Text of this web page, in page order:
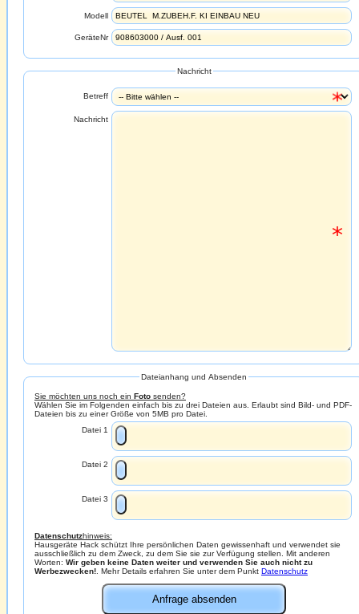
Modell
GeräteNr
Nachricht
Betreff
Nachricht
Dateianhang und Absenden
Sie möchten uns noch ein Foto senden?
Wählen Sie im Folgenden einfach bis zu drei Dateien aus. Erlaubt sind Bild- und PDF-
Dateien bis zu einer Größe von 5MB pro Datei.
Datei 1
Datei 2
Datei 3
Datenschutzhinweis:
Hausgeräte Hack schützt Ihre persönlichen Daten gewissenhaft und verwendet sie
ausschließlich zu dem Zweck, zu dem Sie sie zur Verfügung stellen. Mit anderen
Worten: Wir geben keine Daten weiter und verwenden Sie auch nicht zu
Werbezwecken!. Mehr Details erfahren Sie unter dem Punkt Datenschutz